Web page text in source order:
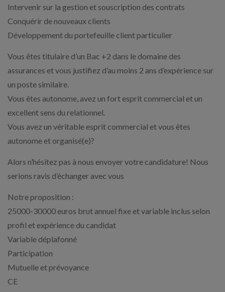
Intervenir sur la gestion et souscription des contrats
Conquérir de nouveaux clients
Développement du portefeuille client particulier
Vous êtes titulaire d’un Bac +2 dans le domaine des
assurances et vous justifiez d’au moins 2 ans d’expérience sur
un poste similaire.
Vous êtes autonome, avez un fort esprit commercial et un
excellent sens du relationnel.
Vous avez un véritable esprit commercial et vous êtes
autonome et organisé(e)?
Alors n’hésitez pas à nous envoyer votre candidature! Nous
serions ravis d’échanger avec vous
Notre proposition :
25000-30000 euros brut annuel fixe et variable inclus selon
profil et expérience du candidat
Variable déplafonné
Participation
Mutuelle et prévoyance
CE